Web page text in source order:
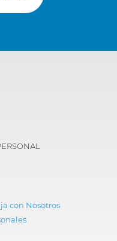
con Nosotros